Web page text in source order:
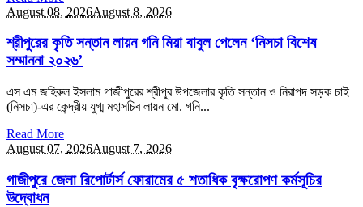
August 08, 2026August 8, 2026
শ্রীপুরের কৃতি সন্তান লায়ন গনি মিয়া বাবুল পেলেন ‘নিসচা বিশেষ
সম্মাননা ২০২৬’
এস এম জহিরুল ইসলাম গাজীপুরের শ্রীপুর উপজেলার কৃতি সন্তান ও নিরাপদ সড়ক চাই
(নিসচা)-এর কেন্দ্রীয় যুগ্ম মহাসচিব লায়ন মো. গনি...
Read More
August 07, 2026August 7, 2026
গাজীপুরে জেলা রিপোর্টার্স ফোরামের ৫ শতাধিক বৃক্ষরোপণ কর্মসূচির
উদ্বোধন